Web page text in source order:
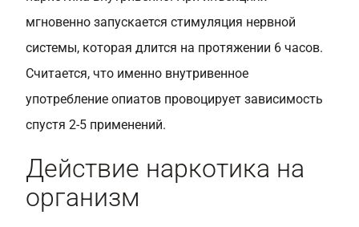
мгновенно запускается стимуляция нервной
системы, которая длится на протяжении 6 часов.
Считается, что именно внутривенное
употребление опиатов провоцирует зависимость
спустя 2-5 применений.
Действие наркотика на
организм